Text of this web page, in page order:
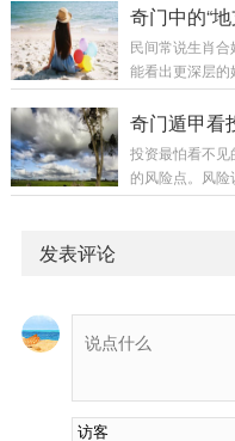
三奇得使：气
同心态看也不同
要、怎么要，在
天网四张：问
时空转换：此
民间常说生肖合
能看出更深层
戌合、辰酉合
深度解析：子丑
土要欣赏水的
+水）：寅木进
投资最怕看不
的风险点。风
土+玄武：资金
干宫：团队内耗
新不足天辅星+
发表评论